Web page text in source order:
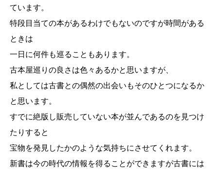
ています。
特段目当ての本があるわけでもないのですが時間がある
ときは
一日に何件も巡ることもあります。
古本屋巡りの良さは色々あるかと思いますが、
私としては古書との偶然の出会いもそのひとつになるか
と思います。
すでに絶版し販売していない本が並んであるのを見つけ
たりすると
宝物を発見したかのような気持ちにさせてくれます。
新書は今の時代の情報を得ることができますが古書には